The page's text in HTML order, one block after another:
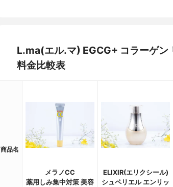
L.ma(エル.マ) EGCG+ コラーゲン
料金比較表
商品名
メラノCC
薬用しみ集中対策 美容
ELIXIR(エリクシール)
シュペリエル エンリッ